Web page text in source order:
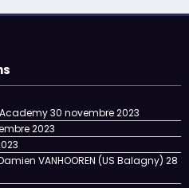
Academy30 novembre 2023
2023
VANHOOREN (US Balagny) 28